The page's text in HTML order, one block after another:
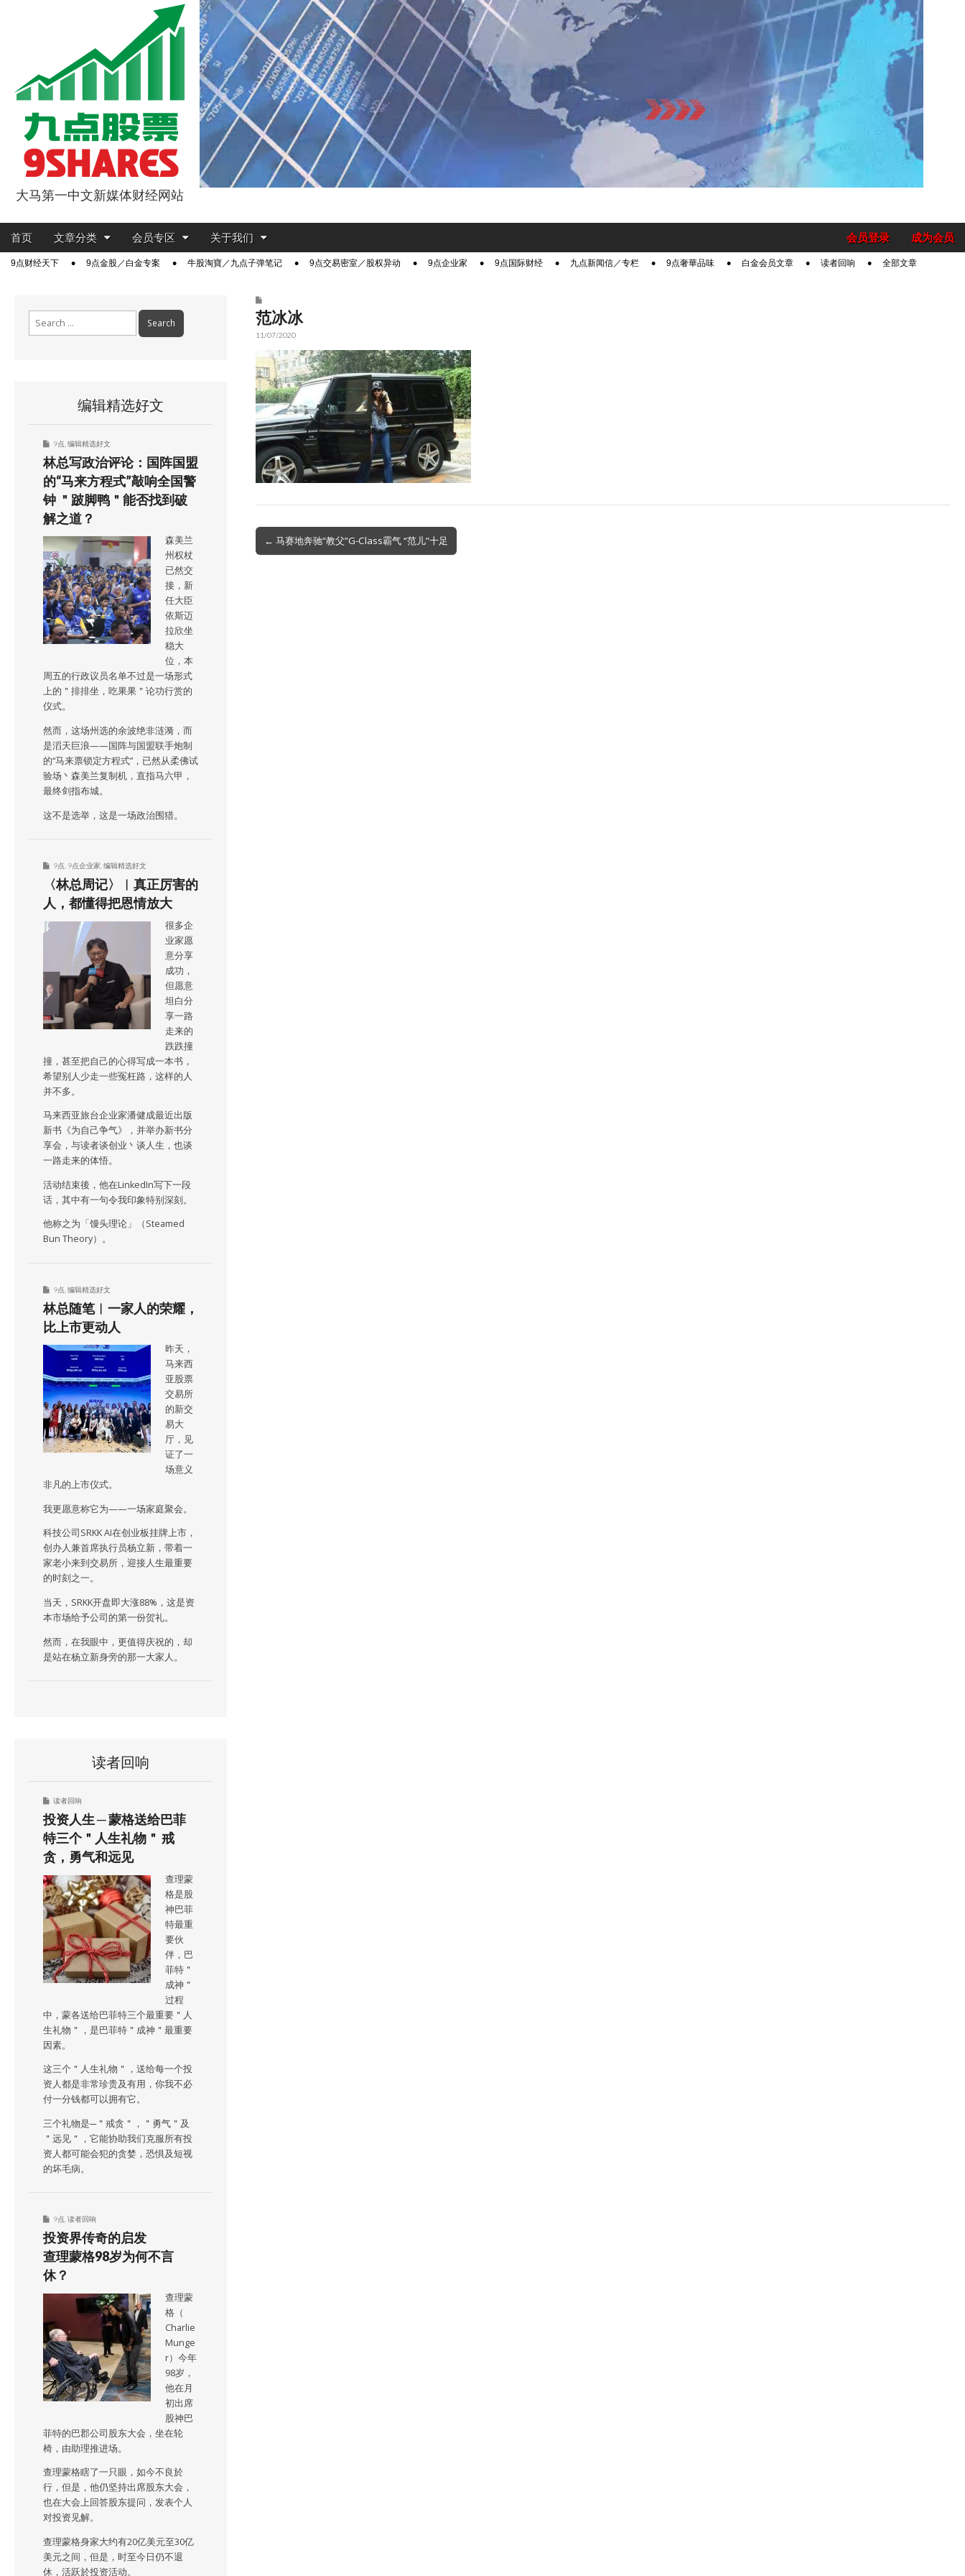
9点股票
大马第一中文新媒体财经网站
Main
Skip
content
首页 文章分类 会员专区 关于我们 成为会员
会员登录
Sub9点财经天下 9点金股／白金专案 牛股淘寶／九点子弹笔记 9点交易密室／股权异动 9点企业家 9点国际财经 九点新闻信／专栏 9点奢華品味 白金会员文章 读者回响 全部文章
范冰冰
11/07/2020
Post
navigation
← 马赛地奔驰“教父”G-Class霸气 “范儿”十足
编辑精选好文
9点 编辑精选好文
林总写政治评论：国阵国盟
的“马来方程式”敲响全国警
钟 ＂跛脚鸭＂能否找到破
解之道？
森美兰
州权杖
已然交
接，新
任大臣
依斯迈
拉欣坐
稳大
位，本
周五的行政议员名单不过是一场形式
上的＂排排坐，吃果果＂论功行赏的
仪式。
然而，这场州选的余波绝非涟漪，而
是滔天巨浪——国阵与国盟联手炮制
的“马来票锁定方程式”，已然从柔佛试
验场丶森美兰复制机，直指马六甲，
最终剑指布城。
这不是选举，这是一场政治围猎。
9点 9点企业家 编辑精选好文
〈林总周记〉︱真正厉害的
人，都懂得把恩情放大
很多企
业家愿
意分享
成功，
但愿意
坦白分
享一路
走来的
跌跌撞
撞，甚至把自己的心得写成一本书，
希望别人少走一些冤枉路，这样的人
并不多。
马来西亚旅台企业家潘健成最近出版
新书《为自己争气》，并举办新书分
享会，与读者谈创业丶谈人生，也谈
一路走来的体悟。
活动结束後，他在LinkedIn写下一段
话，其中有一句令我印象特别深刻。
他称之为「馒头理论」（Steamed
Bun Theory）。
9点 编辑精选好文
林总随笔︱一家人的荣耀，
比上市更动人
昨天，
马来西
亚股票
交易所
的新交
易大
厅，见
证了一
场意义
非凡的上市仪式。
我更愿意称它为——一场家庭聚会。
科技公司SRKK AI在创业板挂牌上市，
创办人兼首席执行员杨立新，带着一
家老小来到交易所，迎接人生最重要
的时刻之一。
当天，SRKK开盘即大涨88%，这是资
本市场给予公司的第一份贺礼。
然而，在我眼中，更值得庆祝的，却
是站在杨立新身旁的那一大家人。
读者回响
读者回响
投资人生 ─ 蒙格送给巴菲
特三个＂人生礼物＂ 戒
贪，勇气和远见
查理蒙
格是股
神巴菲
特最重
要伙
伴，巴
菲特＂
成神＂
过程
中，蒙各送给巴菲特三个最重要＂人
生礼物＂，是巴菲特＂成神＂最重要
因素。
这三个＂人生礼物＂，送给每一个投
资人都是非常珍贵及有用，你我不必
付一分钱都可以拥有它。
三个礼物是─＂戒贪＂，＂勇气＂及
＂远见＂，它能协助我们克服所有投
资人都可能会犯的贪婪，恐惧及短视
的坏毛病。
9点 读者回响
投资界传奇的启发
查理蒙格98岁为何不言
休？
查理蒙
格（
Charlie
Munge
r）今年
98岁，
他在月
初出席
股神巴
菲特的巴郡公司股东大会，坐在轮
椅，由助理推进场。
查理蒙格瞎了一只眼，如今不良於
行，但是，他仍坚持出席股东大会，
也在大会上回答股东提问，发表个人
对投资见解。
查理蒙格身家大约有20亿美元至30亿
美元之间，但是，时至今日仍不退
休，活跃於投资活动。